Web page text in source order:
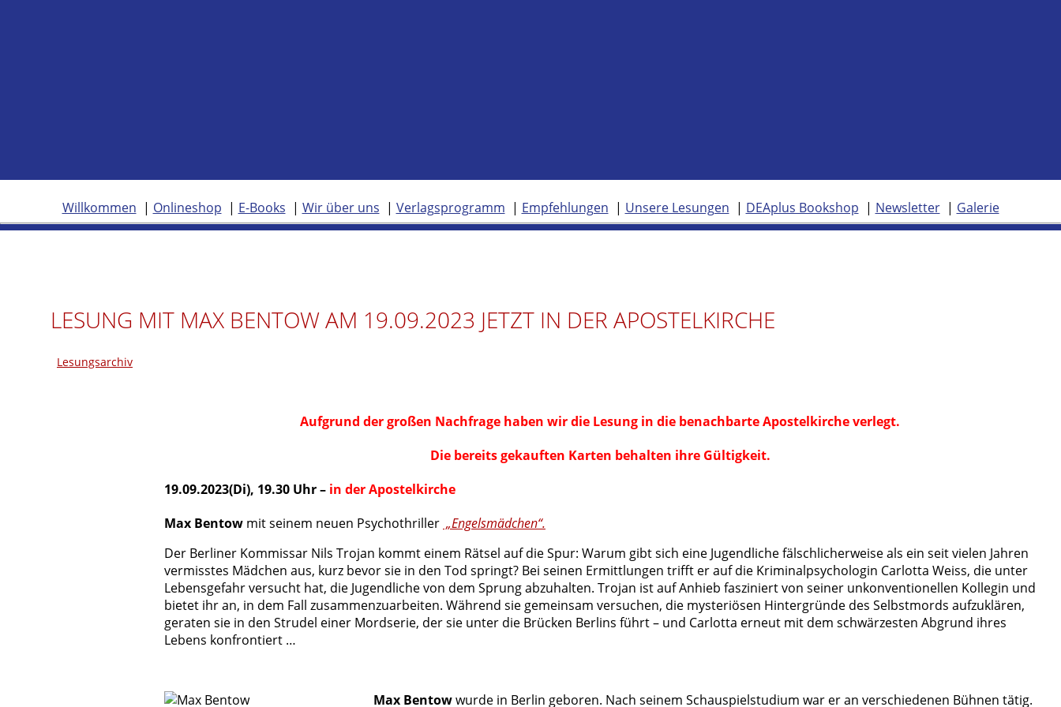
Willkommen Onlineshop E-Books Wir über uns Verlagsprogramm Empfehlungen Unsere Lesungen DEAplus Bookshop Newsletter Galerie
LESUNG MIT MAX BENTOW AM 19.09.2023 JETZT IN DER APOSTELKIRCHE
Lesungsarchiv
Aufgrund der großen Nachfrage haben wir die Lesung in die benachbarte Apostelkirche verlegt.
Die bereits gekauften Karten behalten ihre Gültigkeit.
19.09.2023(Di), 19.30 Uhr– in der Apostelkirche
Max Bentow mit seinem neuen Psychothriller „Engelsmädchen“.
Der Berliner Kommissar Nils Trojan kommt einem Rätsel auf die Spur: Warum gibt sich eine Jugendliche fälschlicherweise als ein seit vielen Jahren
vermisstes Mädchen aus, kurz bevor sie in den Tod springt? Bei seinen Ermittlungen trifft er auf die Kriminalpsychologin Carlotta Weiss, die unter
Lebensgefahr versucht hat, die Jugendliche von dem Sprung abzuhalten. Trojan ist auf Anhieb fasziniert von seiner unkonventionellen Kollegin und
bietet ihr an, in dem Fall zusammenzuarbeiten. Während sie gemeinsam versuchen, die mysteriösen Hintergründe des Selbstmords aufzuklären,
geraten sie in den Strudel einer Mordserie, der sie unter die Brücken Berlins führt – und Carlotta erneut mit dem schwärzesten Abgrund ihres
Lebens konfrontiert …
Max Bentowwurde in Berlin geboren. Nach seinem Schauspielstudium war er an verschiedenen Bühnen tätig.